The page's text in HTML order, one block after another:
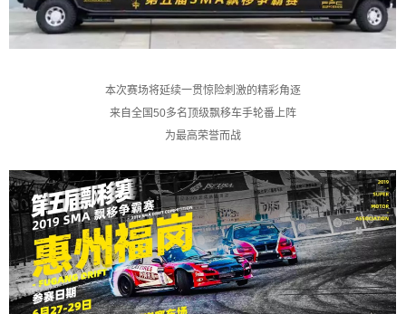
本次赛场将延续一贯惊险刺激的精彩角逐
来自全国50多名顶级飘移车手轮番上阵
为最高荣誉而战